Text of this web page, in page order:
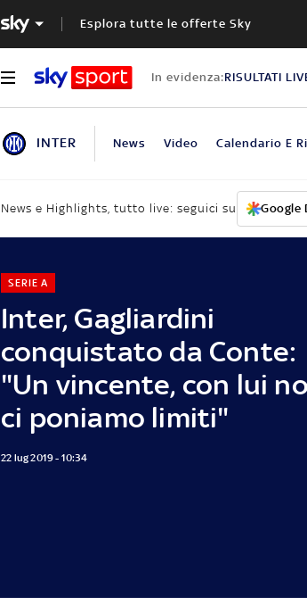
Esplora tutte le offerte Sky
In evidenza:RISULTATI
INTER News Video Calendario E
News e Highlights, tutto live: seguici su Google
Inter, Gagliardini
conquistato da Conte:
"Un vincente, con lui
ci poniamo limiti"
SERIE A
22 lug 2019 - 10:34